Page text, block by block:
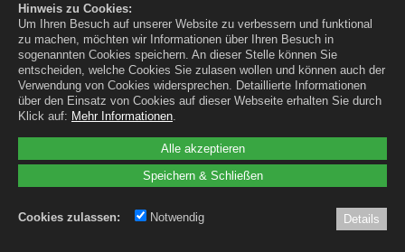
Alle akzeptieren
Speichern & Schließen
Hinweis zu Cookies:
Um Ihren Besuch auf unserer Website zu verbessern und funktional
zu machen, möchten wir Informationen über Ihren Besuch in
sogenannten Cookies speichern. An dieser Stelle können Sie
entscheiden, welche Cookies Sie zulasen wollen und können auch der
Verwendung von Cookies widersprechen. Detaillierte Informationen
über den Einsatz von Cookies auf dieser Webseite erhalten Sie durch
Klick auf: Mehr Informationen
Cookies zulassen: Notwendig Details
Eigene Teilefertigung
Leistungssteigerungen
Kooperation mit Leistungsprüfstand
TÜV-Abnahmen / Einzel und Vollabnahmen
Kooperation mit Leistungsprüfstand
Service Indian Vertragshändler